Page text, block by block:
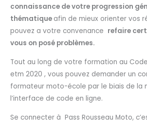
connaissance de votre progression
thématique afin de mieux orienter vos
pouvez a votre convenance refaire
vous on posé problèmes.
Tout au long de votre formation au
etm 2020 , vous pouvez demander un
formateur moto-école par le biais de la
l’interface de code en ligne.
Se connecter à Pass Rousseau Moto,